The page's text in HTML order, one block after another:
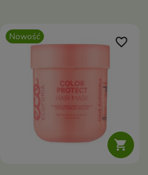
Nowość

favorite_border